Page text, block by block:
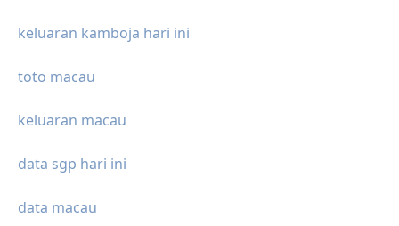
keluaran kamboja hari ini
toto macau
keluaran macau
data sgp hari ini
data macau